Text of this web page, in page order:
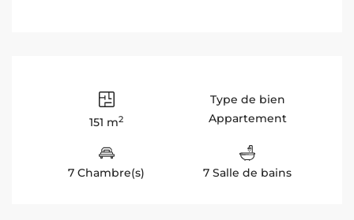
151 m2
Type de bien
Appartement
7 Chambre(s) 7 Salle de bains